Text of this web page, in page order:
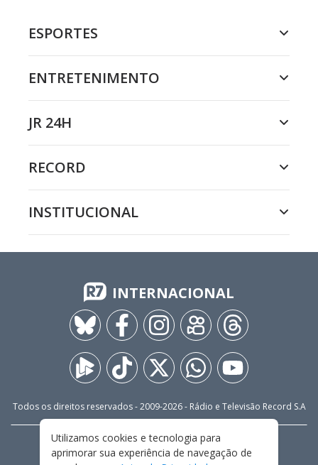
ESPORTES
ENTRETENIMENTO
JR 24H
RECORD
INSTITUCIONAL
INTERNACIONAL
Todos os direitos reservados - 2009-2026- Rádio e Televisão Record S.A
FALE CONOSCO
PRIVACIDADE
Utilizamos cookies e tecnologia para
aprimorar sua experiência de navegação de